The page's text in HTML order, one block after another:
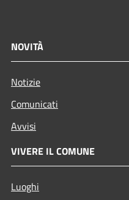
NOVITÀ
Notizie
Comunicati
Avvisi
VIVERE IL COMUNE
Luoghi